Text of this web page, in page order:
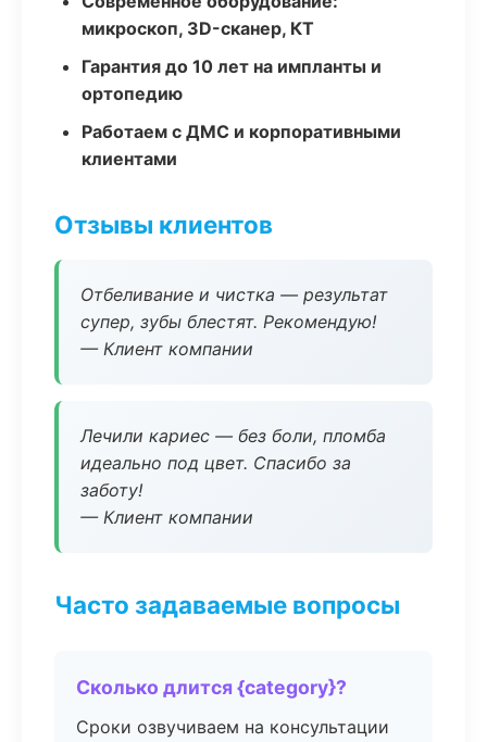
микроскоп, 3D-сканер, КТ
Гарантия до 10 лет на импланты и
ортопедию
Работаем с ДМС и корпоративными
клиентами
Отзывы клиентов
Отбеливание и чистка — результат
супер, зубы блестят. Рекомендую!
— Клиент компании
Лечили кариес — без боли, пломба
идеально под цвет. Спасибо за
заботу!
— Клиент компании
Часто задаваемые вопросы
Сколько длится {category}?
Сроки озвучиваем на консультации